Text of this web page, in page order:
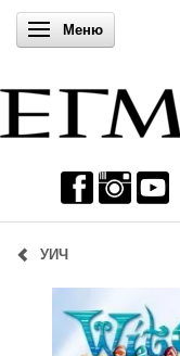
Включи
Меню
УИЧ